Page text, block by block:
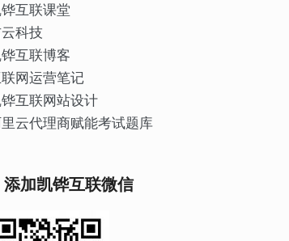
互联课堂
科技
互联博客
网运营笔记
互联网站设计
云代理商赋能考试题库
添加凯铧互联微信